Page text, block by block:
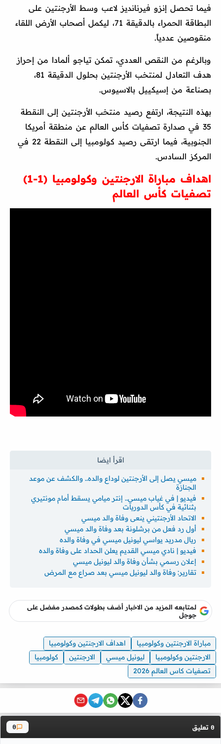
فيما تحصل إنزو فيرنانديز لاعب وسط الأرجنتين على
البطاقة الحمراء بالدقيقة 71، ليكمل أصحاب الأرض اللقاء
منقوصين عددياً.
وبالرغم من النقص العددي، تمكن تياجو ألمادا من إحراز
هدف التعادل لمنتخب الأرجنتين بحلول الدقيقة 81،
بصناعة من إسيكييل بالاسيوس.
بهذه النتيجة، ارتفع رصيد منتخب الأرجنتين إلى النقطة
35 في صدارة تصفيات كأس العالم عن منطقة أمريكا
الجنوبية، فيما ارتقى رصيد كولومبيا إلى النقطة 22 في
المركز السادس.
اهداف مباراة الارجنتين وكولومبيا (1-1)
تصفيات كأس العالم
ميسي يصل إلى الأرجنتين لوداع والده.. والكشف عن موعد
الجنازة
فيديو | في غياب ميسي.. إنتر ميامي يسقط أمام مونتيري
بثنائية في كأس الدوريات
الاتحاد الأرجنتيني ينعى وفاة والد ميسي
أول رد فعل من برشلونة بعد وفاة والد ميسي
ريال مدريد يواسي ليونيل ميسي في وفاة والده
فيديو | نادي ميسي القديم يعلن الحداد على وفاة والده
إعلان رسمي بشأن وفاة والد ليونيل ميسي
تقارير: وفاة والد ليونيل ميسي بعد صراع مع المرض
لمتابعه المزيد من الاخبار أضف بطولات كمصدر مفضل على
جوجل
مباراة الارجنتين وكولومبيا
اهداف الارجنتين وكولومبيا
الارجنتين وكولومبيا
ليونيل ميسي الارجنتين
كولومبيا
تصفيات كاس العالم 2026
0 تعليق 0